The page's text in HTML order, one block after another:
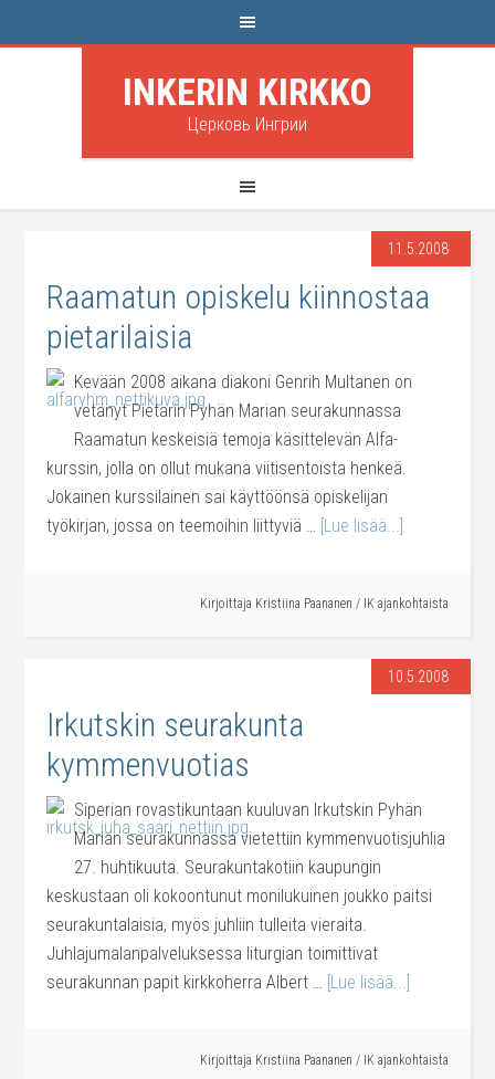
INKERIN KIRKKO
Церковь Ингрии
11.5.2008
Raamatun opiskelu kiinnostaa
pietarilaisia
Kevään 2008 aikana diakoni Genrih Multanen on
vetänyt Pietarin Pyhän Marian seurakunnassa
Raamatun keskeisiä temoja käsittelevän Alfa-
kurssin, jolla on ollut mukana viitisentoista henkeä.
Jokainen kurssilainen sai käyttöönsä opiskelijan
työkirjan, jossa on teemoihin liittyviä … [Lue lisää...]
Kirjoittaja Kristiina Paananen / IK ajankohtaista
10.5.2008
Irkutskin seurakunta
kymmenvuotias
Siperian rovastikuntaan kuuluvan Irkutskin Pyhän
Marian seurakunnassa vietettiin kymmenvuotisjuhlia
27. huhtikuuta. Seurakuntakotiin kaupungin
keskustaan oli kokoontunut monilukuinen joukko paitsi
seurakuntalaisia, myös juhliin tulleita vieraita.
Juhlajumalanpalveluksessa liturgian toimittivat
seurakunnan papit kirkkoherra Albert … [Lue lisää...]
Kirjoittaja Kristiina Paananen / IK ajankohtaista